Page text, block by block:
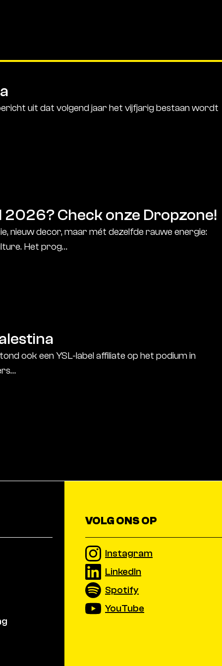
uit dat volgend jaar het vijfjarig bestaan wordt
Check onze Dropzone!
nieuw decor, maar mét dezelfde rauwe energie:
Het prog…
ook een YSL-label affiliate op het podium in
VOLG ONS OP
Instagram
LinkedIn
Spotify
YouTube